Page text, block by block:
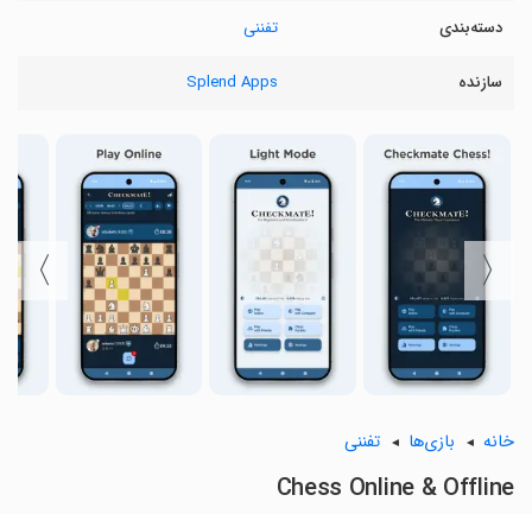
دسته‌بندی تفننی
سازنده Splend Apps
〈
〉
خانه بازی‌ها تفننی
Chess Online & Offline